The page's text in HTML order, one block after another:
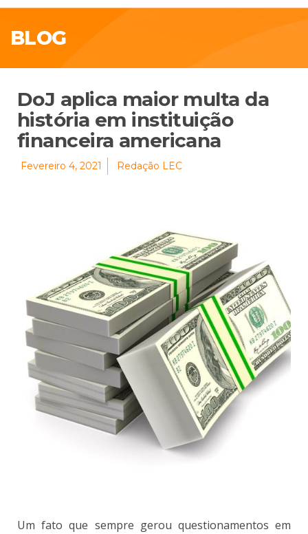
BLOG
DoJ aplica maior multa da
história em instituição
financeira americana
Fevereiro 4, 2021 Redação LEC
Um fato que sempre gerou questionamentos em